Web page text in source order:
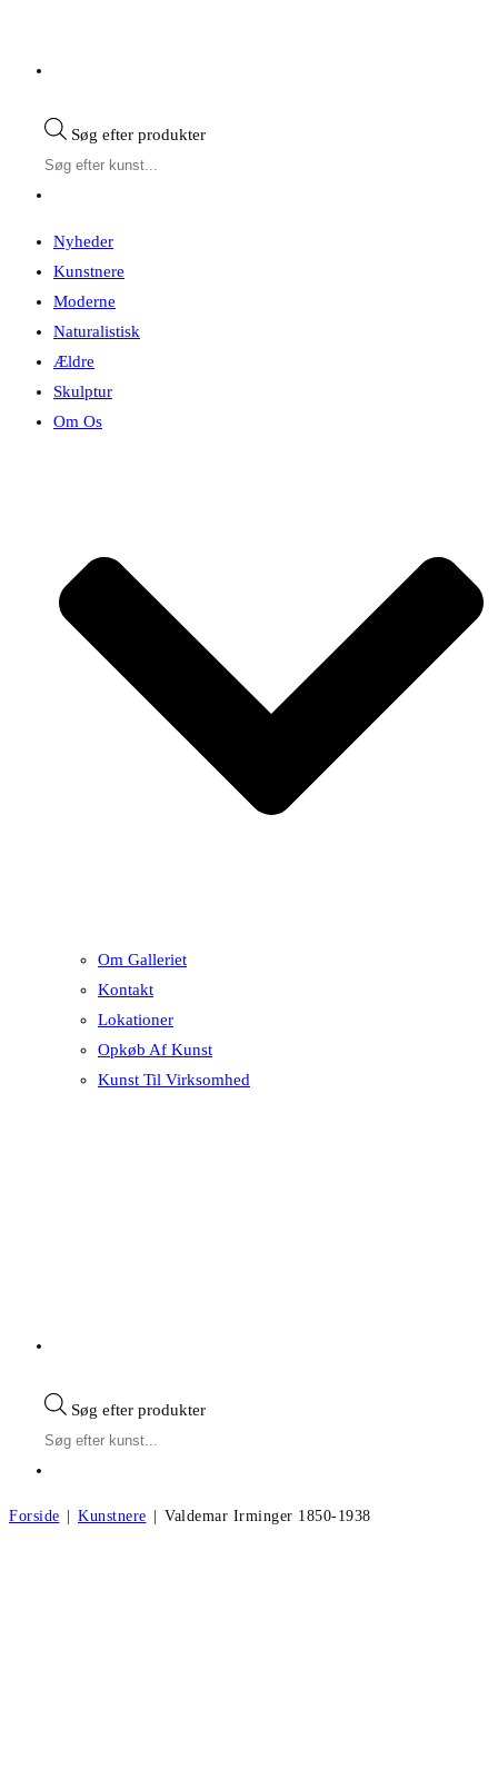
Søg efter produkter
Nyheder
Kunstnere
Moderne
Naturalistisk
Ældre
Skulptur
Om Os
Om Galleriet
Kontakt
Lokationer
Opkøb Af Kunst
Kunst Til Virksomhed
Søg efter produkter
Forside | Kunstnere | Valdemar Irminger 1850-1938